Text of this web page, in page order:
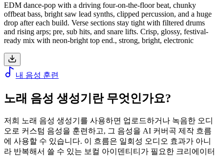
EDM dance-pop with a driving four-on-the-floor beat, chunky
offbeat bass, bright saw lead synths, clipped percussion, and a huge
drop after each build. Verse sections stay tight with filtered drums
and rising arps; pre, sub hits, and snare lifts. Crisp, glossy, festival-
ready mix with neon-bright top end., strong, bright, electronic
내 음성 훈련
노래 음성 생성기란 무엇인가요?
저희 노래 음성 생성기를 사용하면 업로드하거나 녹음한 오디
오로 커스텀 음성을 훈련하고, 그 음성을 AI 커버곡 제작 흐름
에 사용할 수 있습니다. 이 흐름은 일회성 오디오 효과가 아니
라 반복해서 쓸 수 있는 보컬 아이덴티티가 필요한 크리에이터